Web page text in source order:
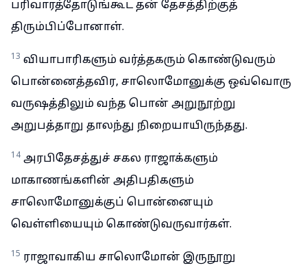
பரிவாரத்தோடுங்கூட தன் தேசத்திற்குத்
திரும்பிப்போனாள்.
13 வியாபாரிகளும் வர்த்தகரும் கொண்டுவரும்
பொன்னைத்தவிர, சாலொமோனுக்கு ஒவ்வொரு
வருஷத்திலும் வந்த பொன் அறுநூற்று
அறுபத்தாறு தாலந்து நிறையாயிருந்தது.
14 அரபிதேசத்துச் சகல ராஜாக்களும்
மாகாணங்களின் அதிபதிகளும்
சாலொமோனுக்குப் பொன்னையும்
வெள்ளியையும் கொண்டுவருவார்கள்.
15 ராஜாவாகிய சாலொமோன் இருநூறு